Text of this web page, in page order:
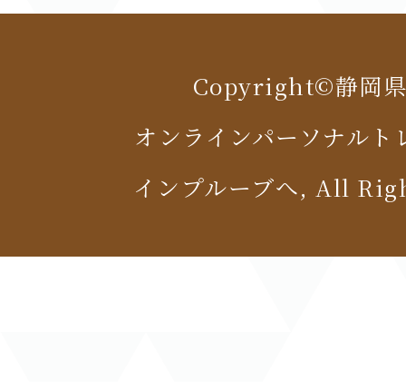
Copyright©静岡
オンラインパーソナルト
インプルーブへ, All